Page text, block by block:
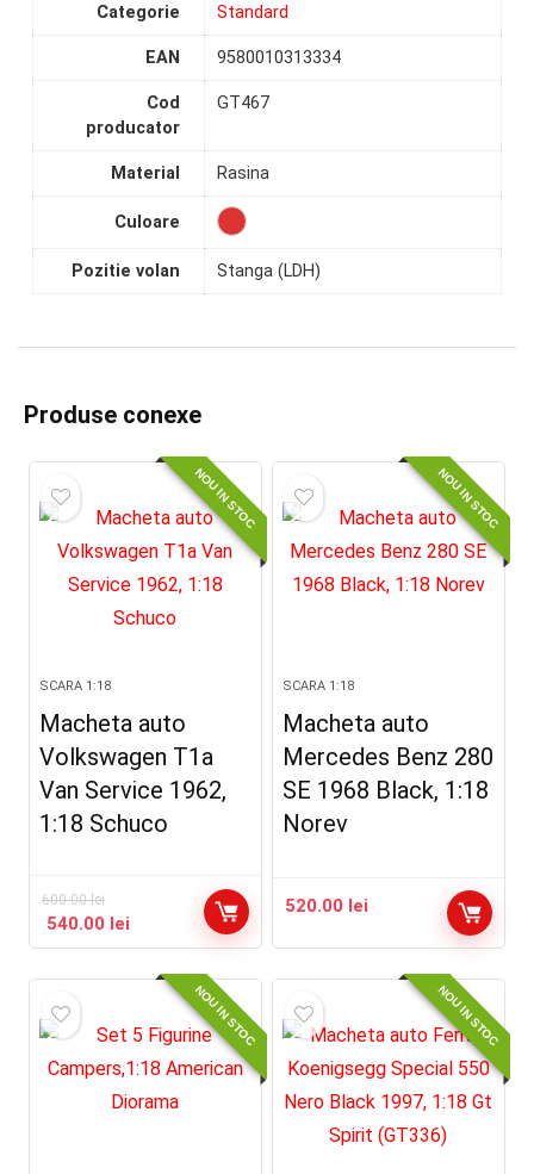
Categorie Standard
EAN 9580010313334
Cod
producator
GT467
Material Rasina
Culoare
Pozitie volan Stanga (LDH)
Produse conexe
NOU IN STOC
SCARA 1:18
Macheta auto
Volkswagen T1a
Van Service 1962,
1:18 Schuco
600.00lei
540.00 lei
NOU IN STOC
SCARA 1:18
Macheta auto
Mercedes Benz 280
SE 1968 Black, 1:18
Norev
520.00 lei
NOU IN STOC NOU IN STOC